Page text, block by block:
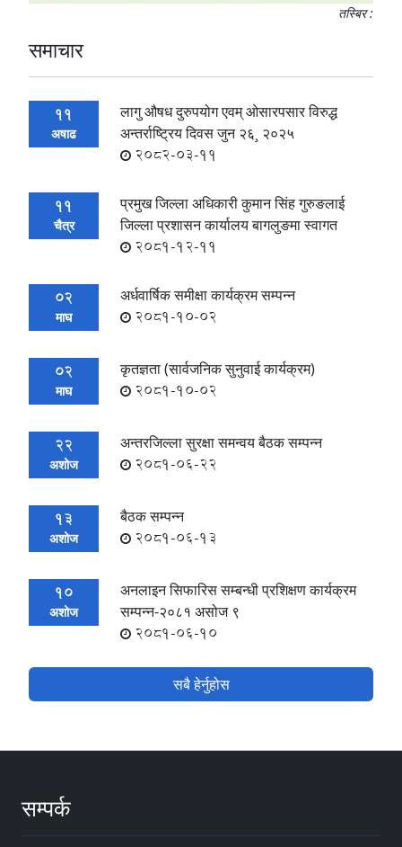
तस्बिर :
समाचार
11
अषाढ
लागु औषध दुरुपयोग एवम् ओसारपसार विरुद्ध
अन्तर्राष्ट्रिय दिवस जुन २६¸ २०२५
2082-03-11
11
चैत्र
प्रमुख जिल्ला अधिकारी कुमान सिंह गुरुङलाई
जिल्ला प्रशासन कार्यालय बागलुङमा स्वागत
2081-12-11
02
माघ
अर्धवार्षिक समीक्षा कार्यक्रम सम्पन्न
2081-10-02
02
माघ
कृतज्ञता (सार्वजनिक सुनुवाई कार्यक्रम)
2081-10-02
22
अशोज
अन्तरजिल्ला सुरक्षा समन्वय बैठक सम्पन्न
2081-06-22
13
अशोज
बैठक सम्पन्न
2081-06-13
10
अशोज
अनलाइन सिफारिस सम्बन्धी प्रशिक्षण कार्यक्रम
सम्पन्न-२०८१ असोज ९
2081-06-10
सबै हेर्नुहोस
सम्पर्क